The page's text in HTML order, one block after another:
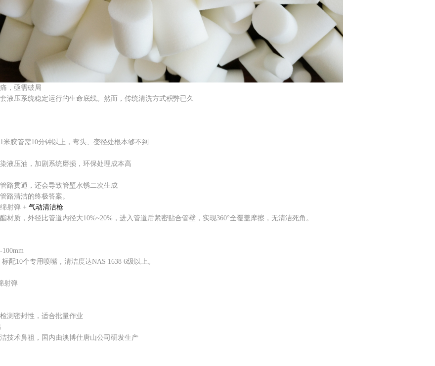
，亟需破局
压系统稳定运行的生命底线。然而，传统清洗方式积弊已久
胶管需10分钟以上，弯头、变径处根本够不到
压油，加剧系统磨损，环保处理成本高
贯通，还会导致管壁水锈二次生成
清洁的终极答案。
射弹 + 气动清洁枪
质，外径比管道内径大10%~20%，进入管道后紧密贴合管壁，实现360°全覆盖摩擦，无清洁死角。
10个专用喷嘴，清洁度达NAS 1638 6级以上。
射弹
密封性，适合批量作业
术鼻祖，国内由澳博仕唐山公司研发生产